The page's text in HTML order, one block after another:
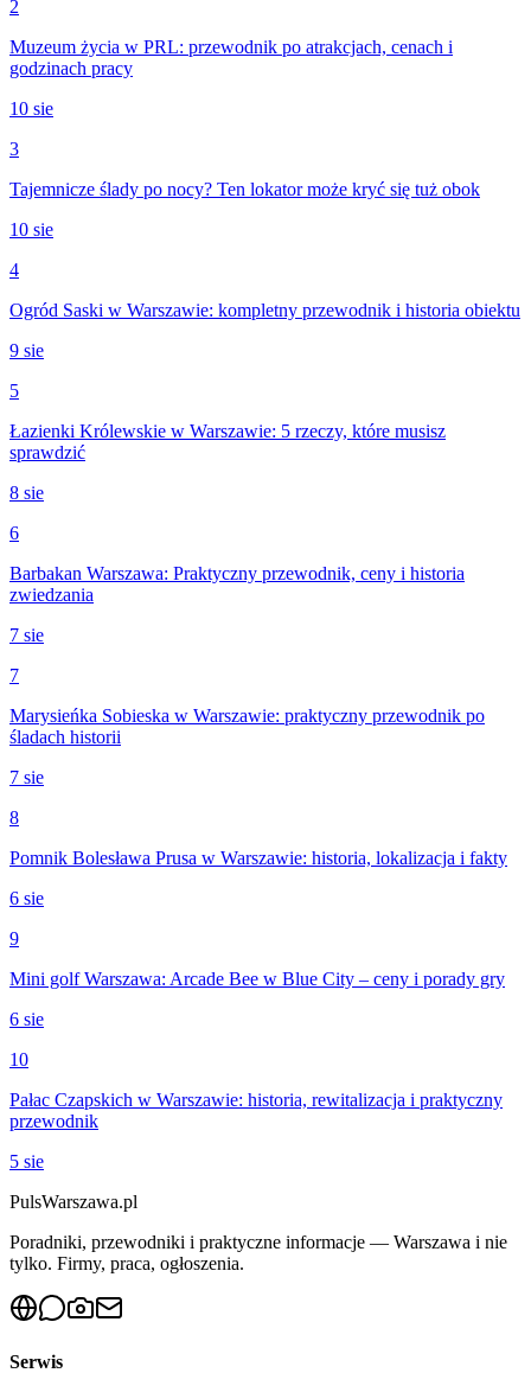
2
Muzeum życia w PRL: przewodnik po atrakcjach, cenach i
godzinach pracy
10 sie
3
Tajemnicze ślady po nocy? Ten lokator może kryć się tuż obok
10 sie
4
Ogród Saski w Warszawie: kompletny przewodnik i historia obiektu
9 sie
5
Łazienki Królewskie w Warszawie: 5 rzeczy, które musisz
sprawdzić
8 sie
6
Barbakan Warszawa: Praktyczny przewodnik, ceny i historia
zwiedzania
7 sie
7
Marysieńka Sobieska w Warszawie: praktyczny przewodnik po
śladach historii
7 sie
8
Pomnik Bolesława Prusa w Warszawie: historia, lokalizacja i fakty
6 sie
9
Mini golf Warszawa: Arcade Bee w Blue City – ceny i porady gry
6 sie
10
Pałac Czapskich w Warszawie: historia, rewitalizacja i praktyczny
przewodnik
5 sie
PulsWarszawa.pl
Poradniki, przewodniki i praktyczne informacje — Warszawa i nie
tylko. Firmy, praca, ogłoszenia.
Serwis